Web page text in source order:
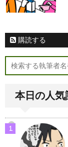
購読する
本日の人